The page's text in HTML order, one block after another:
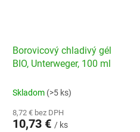
Borovicový chladivý gél
BIO, Unterweger, 100 ml
Skladom (>5 ks)
8,72 € bez DPH
10,73 € / ks